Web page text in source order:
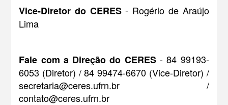
Vice-Diretor do CERES- Rogério de Araújo
Lima
Fale com a Direção do CERES- 84 99193-
6053 (Diretor) / 84 99474-6670 (Vice-Diretor) /
secretaria@ceres.ufrn.br /
contato@ceres.ufrn.br